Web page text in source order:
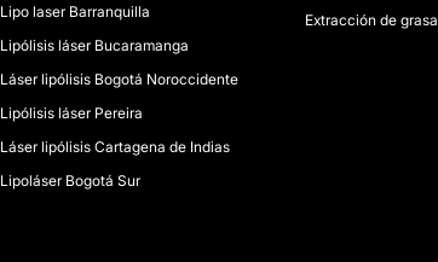
Lipo laser Barranquilla
Lipólisis láser Bucaramanga
Láser lipólisis Bogotá Noroccidente
Lipólisis láser Pereira
Láser lipólisis Cartagena de Indias
Lipoláser Bogotá Sur
Extracción de grasa